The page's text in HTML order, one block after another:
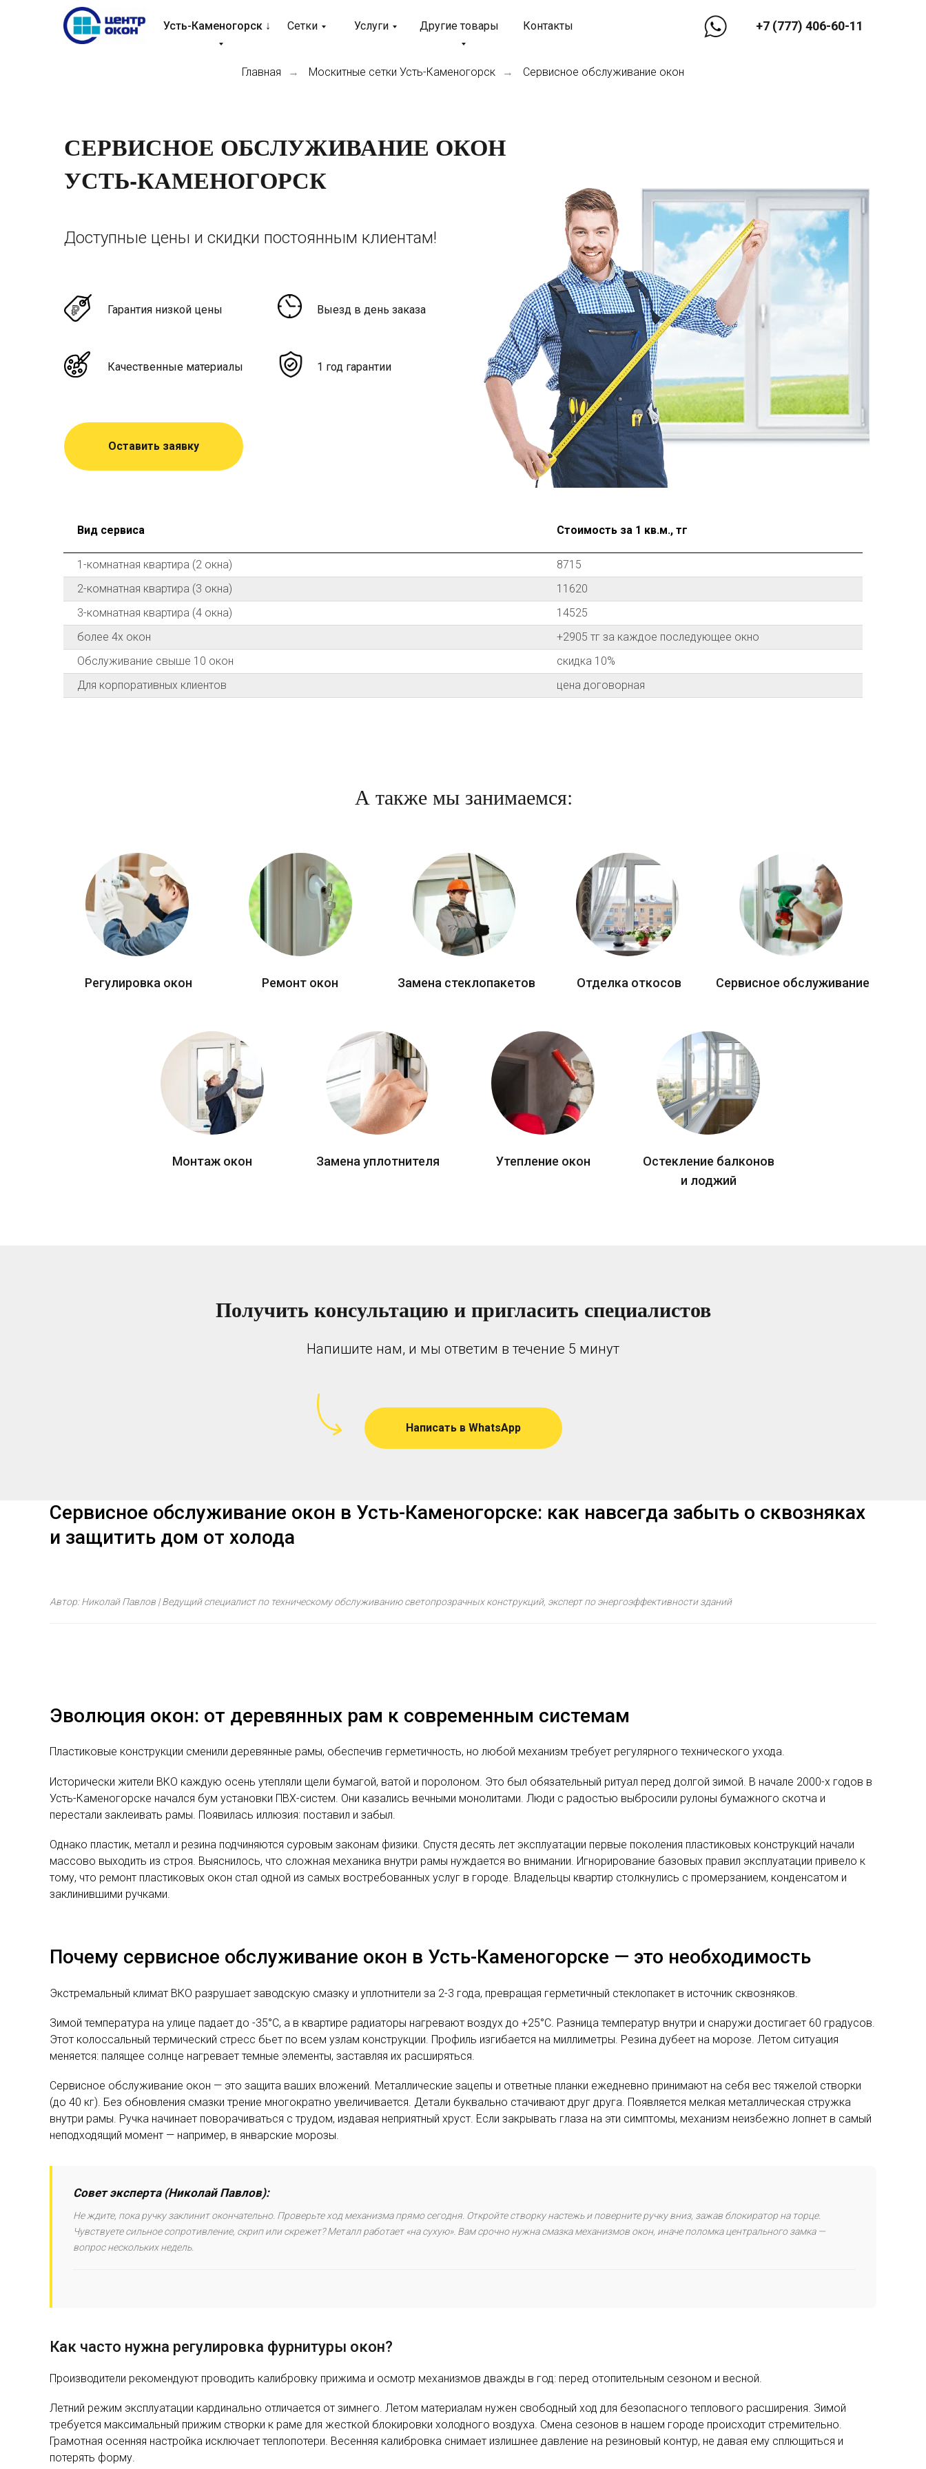
+7 (777) 406-60-11
Услуги
Усть-Каменогорск ↓ Другие товары Контакты
Сетки
Главная → Москитные сетки Усть-Каменогорск → Сервисное обслуживание окон
СЕРВИСНОЕ ОБСЛУЖИВАНИЕ ОКОН
УСТЬ-КАМЕНОГОРСК
Гарантия низкой цены Выезд в день заказа
Качественные материалы 1 год гарантии
Оставить заявку
Доступные цены и скидки постоянным клиентам!
Вид сервиса Стоимость за 1 кв.м., тг
1-комнатная квартира (2 окна)
8715
2-комнатная квартира (3 окна)
11620
3-комнатная квартира (4 окна)
14525
более 4х окон
+2905 тг за каждое последующее окно
Обслуживание свыше 10 окон
скидка 10%
Для корпоративных клиентов
цена договорная
А также мы занимаемся:
Регулировка окон Ремонт окон Замена стеклопакетов Отделка откосов
Монтаж окон Замена уплотнителя Утепление окон
Сервисное обслуживание
Остекление балконов
и лоджий
Получить консультацию и пригласить специалистов
Напишите нам, и мы ответим в течение 5 минут
Написать в WhatsApp
Сервисное обслуживание окон в Усть-Каменогорске: как навсегда забыть о сквозняках
и защитить дом от холода
Автор: Николай Павлов | Ведущий специалист по техническому обслуживанию светопрозрачных конструкций, эксперт по энергоэффективности зданий
Эволюция окон: от деревянных рам к современным системам
Пластиковые конструкции сменили деревянные рамы, обеспечив герметичность, но любой механизм требует регулярного технического ухода.
Исторически жители ВКО каждую осень утепляли щели бумагой, ватой и поролоном. Это был обязательный ритуал перед долгой зимой. В начале 2000-х годов в
Усть-Каменогорске начался бум установки ПВХ-систем. Они казались вечными монолитами. Люди с радостью выбросили рулоны бумажного скотча и
перестали заклеивать рамы. Появилась иллюзия: поставил и забыл.
Однако пластик, металл и резина подчиняются суровым законам физики. Спустя десять лет эксплуатации первые поколения пластиковых конструкций начали
массово выходить из строя. Выяснилось, что сложная механика внутри рамы нуждается во внимании. Игнорирование базовых правил эксплуатации привело к
тому, что ремонт пластиковых окон стал одной из самых востребованных услуг в городе. Владельцы квартир столкнулись с промерзанием, конденсатом и
заклинившими ручками.
Почему сервисное обслуживание окон в Усть-Каменогорске — это необходимость
Экстремальный климат ВКО разрушает заводскую смазку и уплотнители за 2-3 года, превращая герметичный стеклопакет в источник сквозняков.
Зимой температура на улице падает до -35°C, а в квартире радиаторы нагревают воздух до +25°C. Разница температур внутри и снаружи достигает 60 градусов.
Этот колоссальный термический стресс бьет по всем узлам конструкции. Профиль изгибается на миллиметры. Резина дубеет на морозе. Летом ситуация
меняется: палящее солнце нагревает темные элементы, заставляя их расширяться.
Сервисное обслуживание окон — это защита ваших вложений. Металлические зацепы и ответные планки ежедневно принимают на себя вес тяжелой створки
(до 40 кг). Без обновления смазки трение многократно увеличивается. Детали буквально стачивают друг друга. Появляется мелкая металлическая стружка
внутри рамы. Ручка начинает поворачиваться с трудом, издавая неприятный хруст. Если закрывать глаза на эти симптомы, механизм неизбежно лопнет в самый
неподходящий момент — например, в январские морозы.
Совет эксперта (Николай Павлов):
Не ждите, пока ручку заклинит окончательно. Проверьте ход механизма прямо сегодня. Откройте створку настежь и поверните ручку вниз, зажав блокиратор на торце.
Чувствуете сильное сопротивление, скрип или скрежет? Металл работает «на сухую». Вам срочно нужна смазка механизмов окон, иначе поломка центрального замка —
вопрос нескольких недель.
Как часто нужна регулировка фурнитуры окон?
Производители рекомендуют проводить калибровку прижима и осмотр механизмов дважды в год: перед отопительным сезоном и весной.
Летний режим эксплуатации кардинально отличается от зимнего. Летом материалам нужен свободный ход для безопасного теплового расширения. Зимой
требуется максимальный прижим створки к раме для жесткой блокировки холодного воздуха. Смена сезонов в нашем городе происходит стремительно.
Грамотная осенняя настройка исключает теплопотери. Весенняя калибровка снимает излишнее давление на резиновый контур, не давая ему сплющиться и
потерять форму.